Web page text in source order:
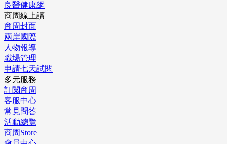
良醫健康網
商周線上讀
商周封面
兩岸國際
人物報導
職場管理
申請七天試閱
多元服務
訂閱商周
客服中心
常見問答
活動總覽
商周Store